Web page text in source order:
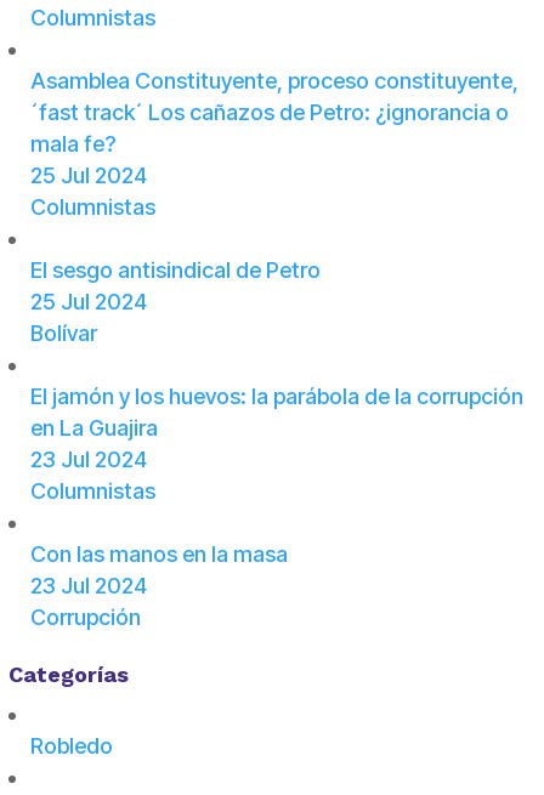
Columnistas
Asamblea Constituyente, proceso constituyente,
´fast track´ Los cañazos de Petro: ¿ignorancia o
mala fe?
25 Jul 2024
Columnistas
El sesgo antisindical de Petro
25 Jul 2024
Bolívar
El jamón y los huevos: la parábola de la corrupción
en La Guajira
23 Jul 2024
Columnistas
Con las manos en la masa
23 Jul 2024
Corrupción
Categorías
Robledo